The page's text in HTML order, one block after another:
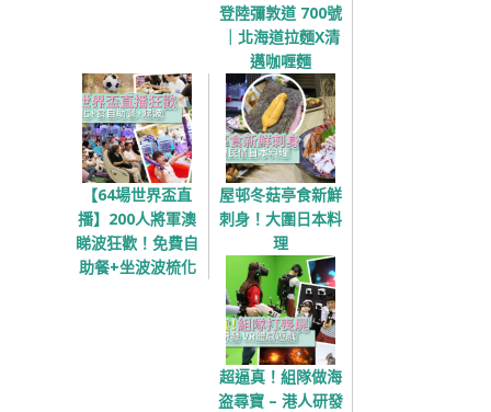
登陸彌敦道 700號
｜北海道拉麵X清
邁咖喱麵
【64場世界盃直
播】200人將軍澳
睇波狂歡！免費自
助餐+坐波波梳化
屋邨冬菇亭食新鮮
刺身！大圍日本料
理
超逼真！組隊做海
盗尋寶 – 港人研發